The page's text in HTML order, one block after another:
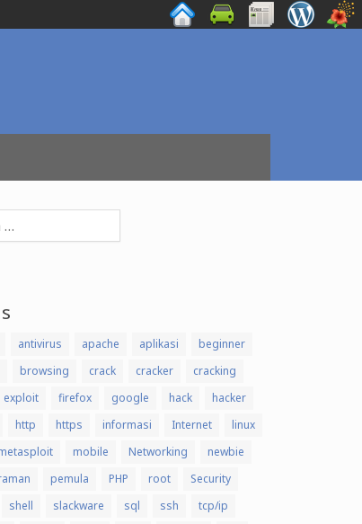
antivirus apache aplikasi
beginner
browsing crack cracker
cracking
exploit firefox google hack
hacker
http https informasi Internet
linux
mobile Networking
newbie
pemula PHP root
Security
shell slackware sql ssh
tcp/ip